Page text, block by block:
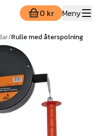
0 kr Meny
/Rulle med återspolning